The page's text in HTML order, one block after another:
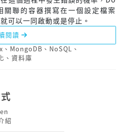
聯的容器撰寫在一個設定檔案
可以一同啟動或是停止。
閱讀
、 MongoDB 、 NoSQL 、
、 資料庫
紹